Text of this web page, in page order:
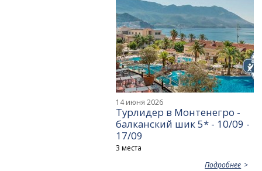
14 июня 2026
Турлидер в Монтенегро -
балканский шик 5* - 10/09 -
17/09
3 места
Подробнее